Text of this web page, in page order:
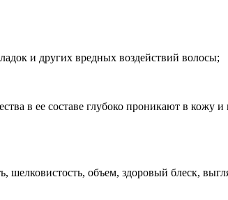
и других вредных воздействий волосы;
в ее составе глубоко проникают в кожу
шелковистость, объем, здоровый блеск,